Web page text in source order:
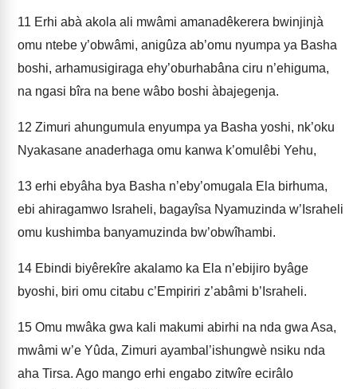
11 Erhi abà akola ali mwâmi amanadêkerera bwinjinjà
omu ntebe y’obwâmi, anigûza ab’omu nyumpa ya Basha
boshi, arhamusigiraga ehy’oburhabâna ciru n’ehiguma,
na ngasi bîra na bene wâbo boshi àbajegenja.
12 Zimuri ahungumula enyumpa ya Basha yoshi, nk’oku
Nyakasane anaderhaga omu kanwa k’omulêbi Yehu,
13 erhi ebyâha bya Basha n’eby’omugala Ela birhuma,
ebi ahiragamwo Israheli, bagayîsa Nyamuzinda w’Israheli
omu kushimba banyamuzinda bw’obwîhambi.
14 Ebindi biyêrekîre akalamo ka Ela n’ebijiro byâge
byoshi, biri omu citabu c’Empiriri z’abâmi b’Israheli.
15 Omu mwâka gwa kali makumi abirhi na nda gwa Asa,
mwâmi w’e Yûda, Zimuri ayambal’ishungwè nsiku nda
aha Tirsa. Ago mango erhi engabo zitwîre ecirâlo